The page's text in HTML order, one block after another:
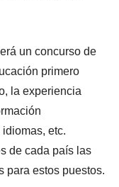
un concurso de
primero
la experiencia
etc.
de cada país las
para estos puestos.